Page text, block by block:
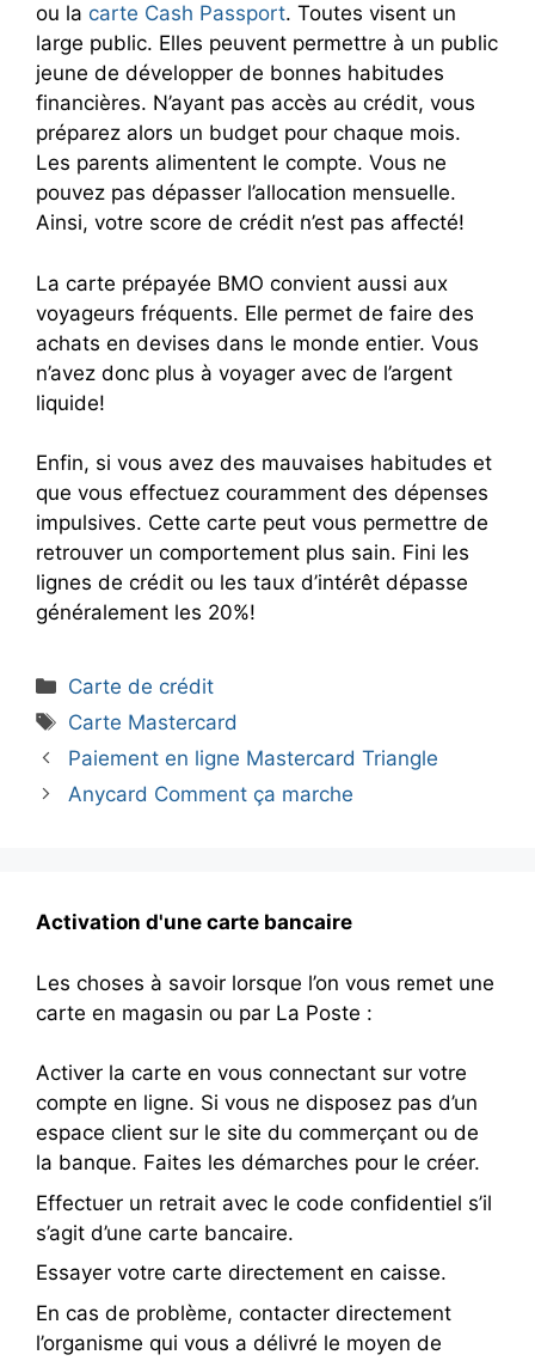
ou la carte Cash Passport. Toutes visent un
large public. Elles peuvent permettre à un public
jeune de développer de bonnes habitudes
financières. N’ayant pas accès au crédit, vous
préparez alors un budget pour chaque mois.
Les parents alimentent le compte. Vous ne
pouvez pas dépasser l’allocation mensuelle.
Ainsi, votre score de crédit n’est pas affecté!
La carte prépayée BMO convient aussi aux
voyageurs fréquents. Elle permet de faire des
achats en devises dans le monde entier. Vous
n’avez donc plus à voyager avec de l’argent
liquide!
Enfin, si vous avez des mauvaises habitudes et
que vous effectuez couramment des dépenses
impulsives. Cette carte peut vous permettre de
retrouver un comportement plus sain. Fini les
lignes de crédit ou les taux d’intérêt dépasse
généralement les 20%!
Catégories
Carte de crédit
Étiquettes
Carte Mastercard
Paiement en ligne Mastercard Triangle
Anycard Comment ça marche
Activation d'une carte bancaire
Les choses à savoir lorsque l’on vous remet une
carte en magasin ou par La Poste :
Activer la carte en vous connectant sur votre
compte en ligne. Si vous ne disposez pas d’un
espace client sur le site du commerçant ou de
la banque. Faites les démarches pour le créer.
Effectuer un retrait avec le code confidentiel s’il
s’agit d’une carte bancaire.
Essayer votre carte directement en caisse.
En cas de problème, contacter directement
l’organisme qui vous a délivré le moyen de